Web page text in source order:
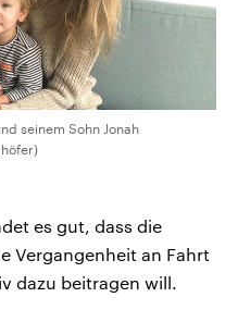
seinem Sohn Jonah
es gut, dass die
Vergangenheit an Fahrt
dazu beitragen will.